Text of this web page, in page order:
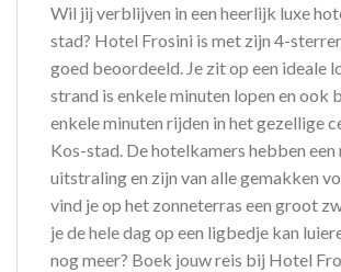
Wil jij verblijven in een heerlijk luxe
stad? Hotel Frosini is met zijn 4-
goed beoordeeld. Je zit op een ideale
strand is enkele minuten lopen en ook
enkele minuten rijden in het gezellige
Kos-stad. De hotelkamers hebben een
uitstraling en zijn van alle gemakken
vind je op het zonneterras een groot
je de hele dag op een ligbedje kan
nog meer? Boek jouw reis bij Hotel